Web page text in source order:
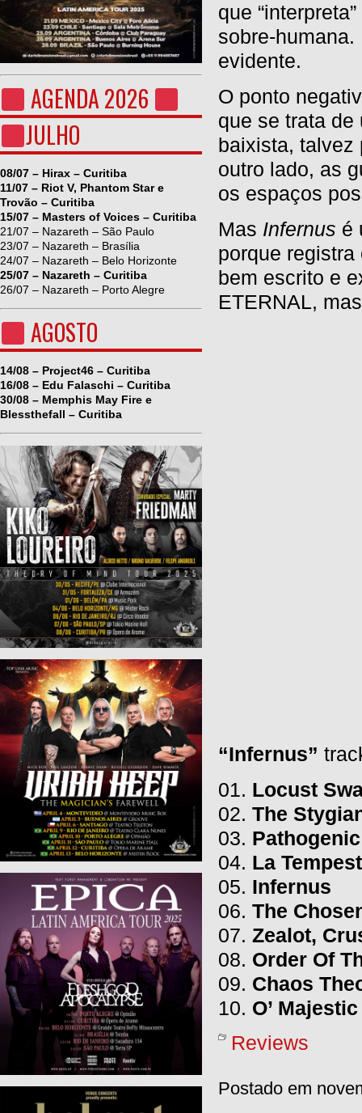
AGENDA 2026
JULHO
08/07 – Hirax – Curitiba
11/07 – Riot V, Phantom Star e
Trovão – Curitiba
15/07 – Masters of Voices – Curitiba
21/07 – Nazareth – São Paulo
23/07 – Nazareth – Brasília
24/07 – Nazareth – Belo Horizonte
25/07 – Nazareth – Curitiba
26/07 – Nazareth – Porto Alegre
AGOSTO
14/08 – Project46 – Curitiba
16/08 – Edu Falaschi – Curitiba
30/08 – Memphis May Fire e
Blessthefall – Curitiba
que
sobre-
evidente.
O ponto
que se trata
baixista, talvez
outro lado, as
os espaços
Mas Infernus é
porque
bem escrito e
ETERNAL,
“Infernus”
01. Locust
02. The
03.
04. La
05. Infernus
06. The
07. Zealot,
08. Order Of
09. Chaos
10. O’
Reviews
Postado em